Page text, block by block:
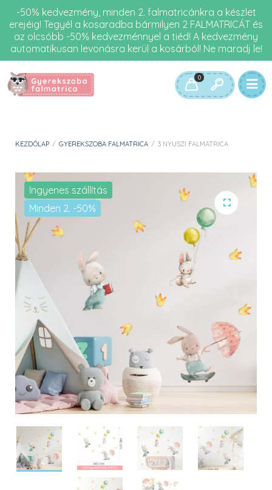
-50% kedvezmény, minden 2. falmatricánkra a készlet
erejéig! Tegyél a kosaradba bármilyen 2 FALMATRICÁT és
az olcsóbb -50% kedvezménnyel a tiéd! A kedvezmény
automatikusan levonásra kerül a kosárból! Ne maradj le!
0
KEZDŐLAP / GYEREKSZOBA FALMATRICA / 3 NYUSZI FALMATRICA
Minden 2. -50%
Ingyenes szállítás